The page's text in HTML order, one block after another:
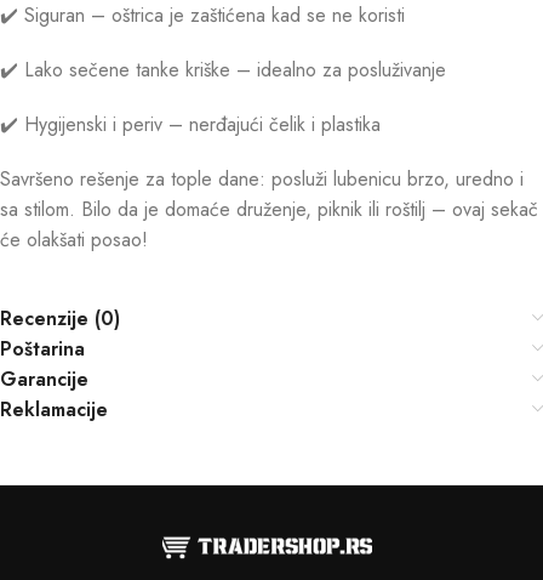
✔️ Siguran – oštrica je zaštićena kad se ne koristi
✔️ Lako sečene tanke kriške – idealno za posluživanje
✔️ Hygijenski i periv – nerđajući čelik i plastika
Savršeno rešenje za tople dane: posluži lubenicu brzo, uredno i
sa stilom. Bilo da je domaće druženje, piknik ili roštilj – ovaj sekač
će olakšati posao!
Recenzije (0)
Poštarina
Garancije
Reklamacije